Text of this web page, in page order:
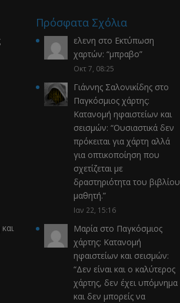
Πρόσφατα Σχόλια
ελενη στο Εκτύπωση
χαρτών: “μπραβο”
Οκτ 7, 08:25
Γιάννης Σαλονικίδης στο
Παγκόσμιος χάρτης:
Κατανομή ηφαιστείων και
σεισμών: “Ουσιαστικά δεν
πρόκειται για χάρτη αλλά
για οπτικοποίηση που
σχετίζεται με
δραστηριότητα του βιβλίου
μαθητή.”
Ιαν 22, 15:16
Μαρία στο Παγκόσμιος
χάρτης: Κατανομή
ηφαιστείων και σεισμών:
“Δεν είναι και ο καλύτερος
χάρτης, δεν έχει υπόμνημα
και δεν μπορείς να